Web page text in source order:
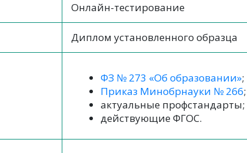
Онлайн-тестирование
Диплом установленного образца
ФЗ № 273 «Об образовании»;
Приказ Минобрнауки № 266;
актуальные профстандарты;
действующие ФГОС.